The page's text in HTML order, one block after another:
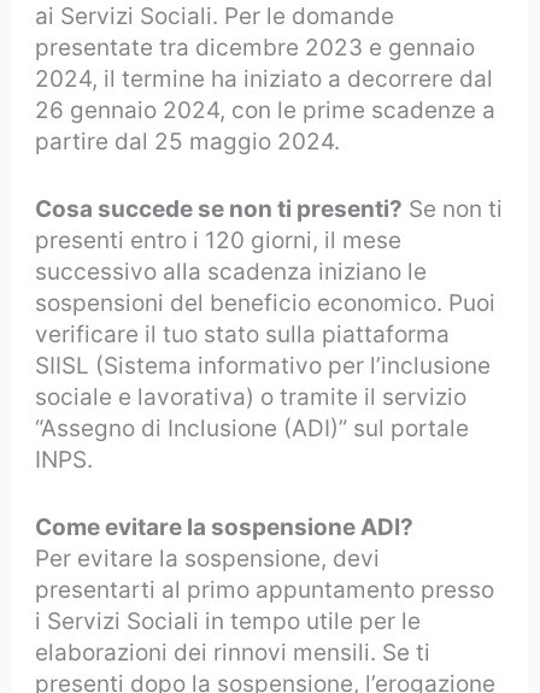
ai Servizi Sociali. Per le domande
presentate tra dicembre 2023 e gennaio
2024, il termine ha iniziato a decorrere dal
26 gennaio 2024, con le prime scadenze a
partire dal 25 maggio 2024.
Cosa succede se non ti presenti? Se non ti
presenti entro i 120 giorni, il mese
successivo alla scadenza iniziano le
sospensioni del beneficio economico. Puoi
verificare il tuo stato sulla piattaforma
SIISL (Sistema informativo per l’inclusione
sociale e lavorativa) o tramite il servizio
“Assegno di Inclusione (ADI)” sul portale
INPS.
Come evitare la sospensione ADI?
Per evitare la sospensione, devi
presentarti al primo appuntamento presso
i Servizi Sociali in tempo utile per le
elaborazioni dei rinnovi mensili. Se ti
presenti dopo la sospensione, l’erogazione